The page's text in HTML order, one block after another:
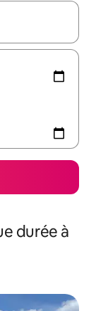
vers le
durée à